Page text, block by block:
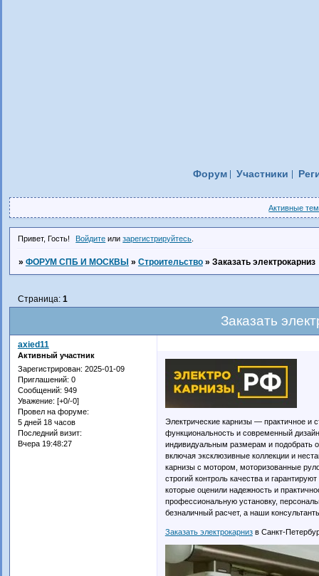
Форум Участники
Активные
Привет, Гость! Войдите илизарегистрируйтесь
» ФОРУМ СПБ И МОСКВЫ » Строительство » Заказать электрокарниз
Заказать
Страница: 1
axied11
Активный участник
Зарегистрирован: 2025-01-09
Приглашений: 0
Сообщений: 949
Уважение: [+0/-0]
Провел на форуме:
5 дней 18 часов
Последний визит:
Вчера 19:48:27
Электрические карнизы — практичное и
функциональность и современный
индивидуальным размерам и подобрать
включая эксклюзивные коллекции и
карнизы с мотором, моторизованные
строгий контроль качества и
которые оценили надежность и
профессиональную установку,
безналичный расчет, а наши
Заказать электрокарнизв Санкт-